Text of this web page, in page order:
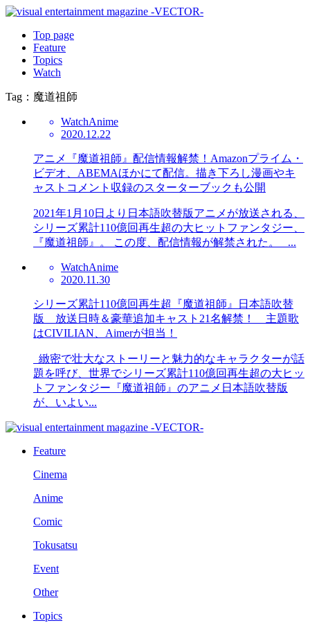
Top page
Feature
Topics
Watch
Tag：魔道祖師
WatchAnime
2020.12.22
アニメ『魔道祖師』配信情報解禁！Amazonプライム・
ビデオ、ABEMAほかにて配信。描き下ろし漫画やキ
ャストコメント収録のスターターブックも公開
2021年1月10日より日本語吹替版アニメが放送される、
シリーズ累計110億回再生超の大ヒットファンタジー、
『魔道祖師』。 この度、配信情報が解禁された。 ...
WatchAnime
2020.11.30
シリーズ累計110億回再生超『魔道祖師』日本語吹替
版 放送日時＆豪華追加キャスト21名解禁！ 主題歌
はCIVILIAN、Aimerが担当！
緻密で壮大なストーリーと魅力的なキャラクターが話
題を呼び、世界でシリーズ累計110億回再生超の大ヒッ
トファンタジー『魔道祖師』のアニメ日本語吹替版
が、いよい...
Feature
Cinema
Anime
Comic
Tokusatsu
Event
Other
Topics